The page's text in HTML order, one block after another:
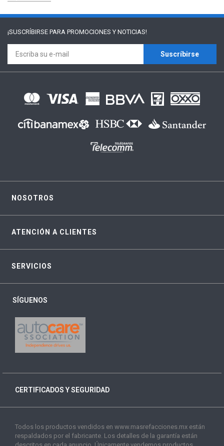
¡SUSCRÍBIRSE PARA PROMOCIONES Y NOTICIAS!
Suscríbirse
NOSOTROS
ATENCIÓN A CLIENTES
SERVICIOS
SÍGUENOS
CERTIFICADOS Y SEGURIDAD
Todos los productos vendidos en www.masrefacciones.mx están
respaldados por el fabricante. Los detalles de la garantía están